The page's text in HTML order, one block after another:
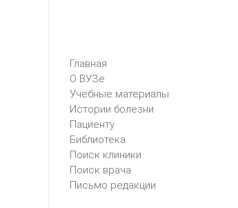
Главная
О ВУЗе
Учебные материалы
Истории болезни
Пациенту
Библиотека
Поиск клиники
Поиск врача
Письмо редакции